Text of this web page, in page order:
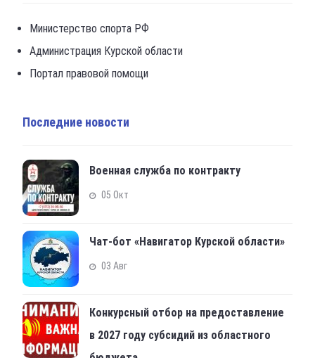
Министерство спорта РФ
Администрация Курской области
Портал правовой помощи
Последние новости
Военная служба по контракту
05 Окт
Чат-бот «Навигатор Курской области»
03 Авг
Конкурсный отбор на предоставление
в 2027 году субсидий из областного